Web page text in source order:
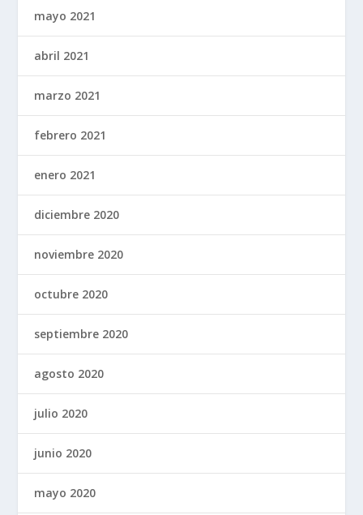
mayo 2021
abril 2021
marzo 2021
febrero 2021
enero 2021
diciembre 2020
noviembre 2020
octubre 2020
septiembre 2020
agosto 2020
julio 2020
junio 2020
mayo 2020